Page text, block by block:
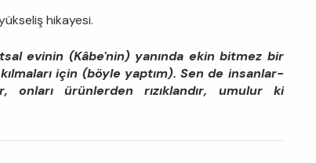
hikayesi.
evinin (Kâbe'nin) yanında ekin bitmez bir
için (böyle yaptım). Sen de insanlar­
onları ürün­lerden rızıklandır, umulur ki